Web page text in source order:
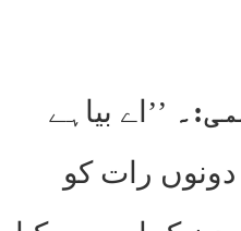
’’اے بیاہے
دونوں رات کو